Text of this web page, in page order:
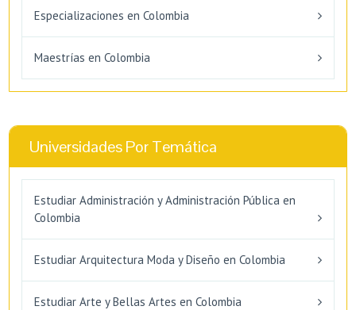
Especializaciones en Colombia
Maestrías en Colombia
Universidades Por Temática
Estudiar Administración y Administración Pública en
Colombia
Estudiar Arquitectura Moda y Diseño en Colombia
Estudiar Arte y Bellas Artes en Colombia